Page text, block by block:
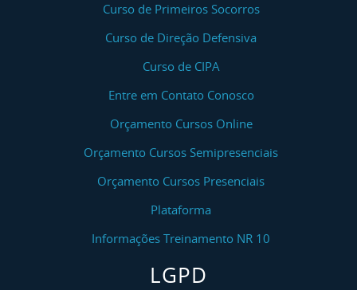
Curso de Primeiros Socorros
Curso de Direção Defensiva
Curso de CIPA
Entre em Contato Conosco
Orçamento Cursos Online
Orçamento Cursos Semipresenciais
Orçamento Cursos Presenciais
Plataforma
Informações Treinamento NR 10
LGPD